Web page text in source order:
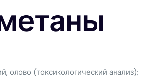
олово (токсикологический анализ);